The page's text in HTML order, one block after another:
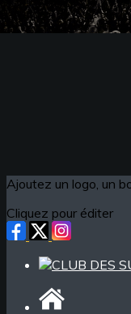
Ajoutez un logo, un
Cliquez pour éditer